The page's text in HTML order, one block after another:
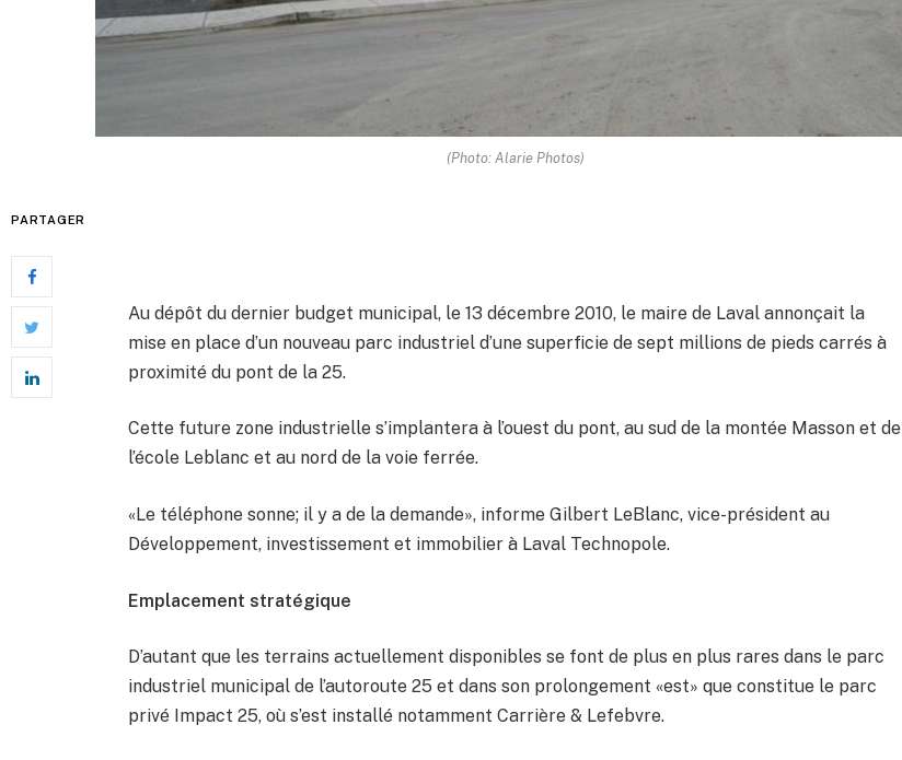
(Photo: Alarie Photos)
PARTAGER
Au dépôt du dernier budget municipal, le 13 décembre 2010, le maire de Laval annonçait la
mise en place d’un nouveau parc industriel d’une superficie de sept millions de pieds carrés à
proximité du pont de la 25.
Cette future zone industrielle s’implantera à l’ouest du pont, au sud de la montée Masson et de
l’école Leblanc et au nord de la voie ferrée.
«Le téléphone sonne; il y a de la demande», informe Gilbert LeBlanc, vice-président au
Développement, investissement et immobilier à Laval Technopole.
Emplacement stratégique
D’autant que les terrains actuellement disponibles se font de plus en plus rares dans le parc
industriel municipal de l’autoroute 25 et dans son prolongement «est» que constitue le parc
privé Impact 25, où s’est installé notamment Carrière & Lefebvre.